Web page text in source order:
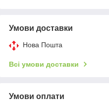
Умови доставки
Нова Пошта
Всі умови доставки
Умови оплати